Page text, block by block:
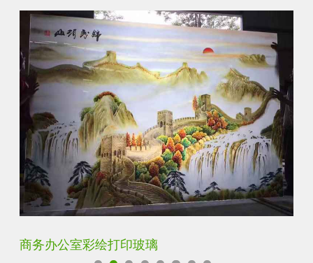
定制透明静电UV打印加工